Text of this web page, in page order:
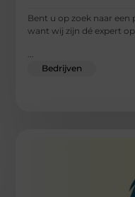
Bent u op zoek naar een
want wij zijn dé expert
Bedrijven